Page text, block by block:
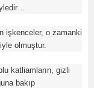
işkenceler, o zamanki
olmuştur.
katliamların, gizli
bakıp